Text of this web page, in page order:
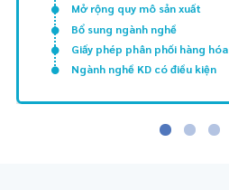
Mở rộng quy mô sản xuất
Bổ sung ngành nghề
Giấy phép phân phối hàng hóa
Ngành nghề KD có điều kiện